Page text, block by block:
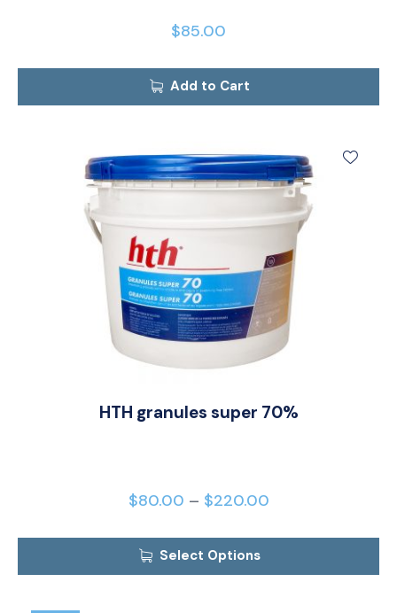
$85.00
Add to Cart
HTH granules super 70%
$80.00 – $220.00
Select Options